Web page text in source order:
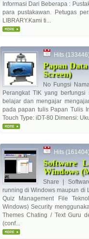
Informasi Dari Beberapa :
para pustakawan. Petugas
LIBRARY.Kami ti...
Hits
Papan
Screen)
No Fungsi
Perangkat TIK yang
belajar dan mengajar
pada papan tulis Papan Tulis
Touch Type: iDT-80 Dimensi:
Hits
Software
Windows
Share |
running di Windows maupun
Quiz Management File
Windows) Security
Themes Chating / Text Guru
(conf...